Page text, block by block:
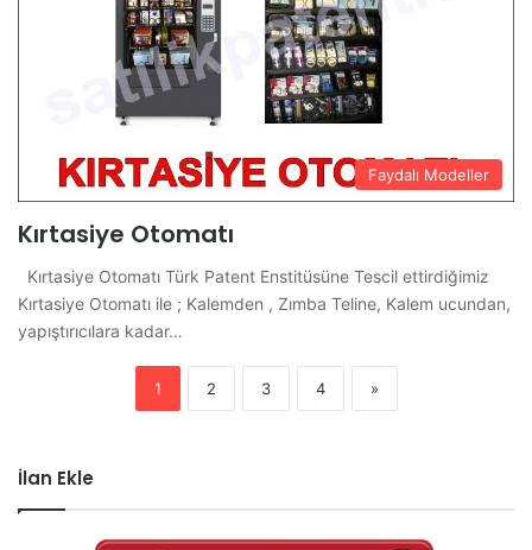
Faydalı Modeller
Kırtasiye Otomatı
Kırtasiye Otomatı Türk Patent Enstitüsüne Tescil ettirdiğimiz
Kırtasiye Otomatı ile ; Kalemden , Zımba Teline, Kalem ucundan,
yapıştırıcılara kadar…
1 2 3 4 »
İlan Ekle